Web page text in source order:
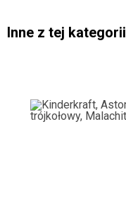
Inne z tej kategorii